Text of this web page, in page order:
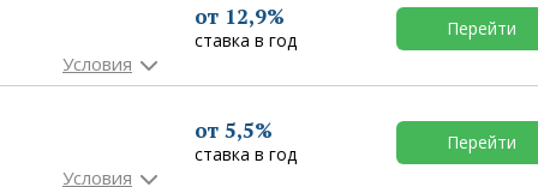
от 12,9%
ставка в год
Перейти
от 5,5%
ставка в год
Перейти